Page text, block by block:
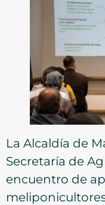
La Alcaldía de
Secretaría de
encuentro de